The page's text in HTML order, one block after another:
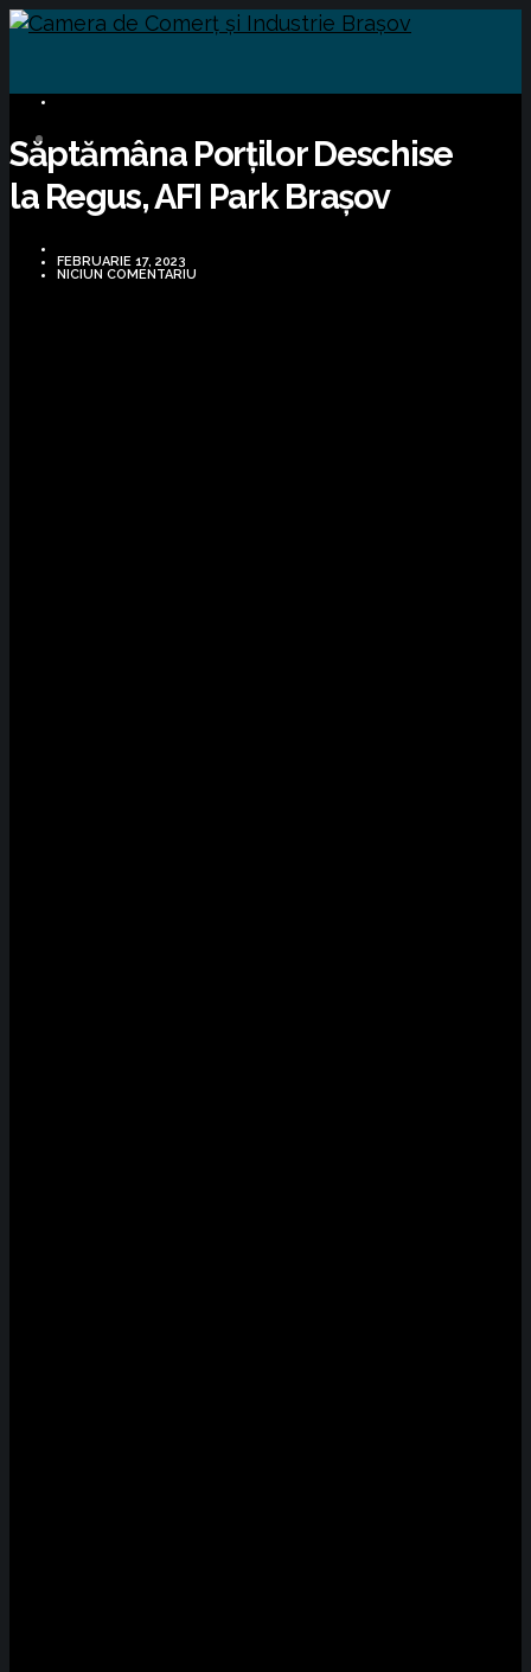
Săptămâna Porților Deschise
la Regus, AFI Park Brașov
FEBRUARIE 17, 2023
NICIUN COMENTARIU